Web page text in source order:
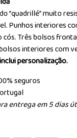
“quadrillé” muito
Punhos interiores
Três bolsos
interiores com
personalização.
seguros
entrega em 5 dias